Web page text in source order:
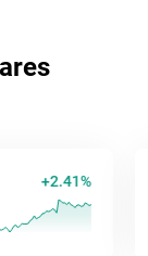
+2.41%